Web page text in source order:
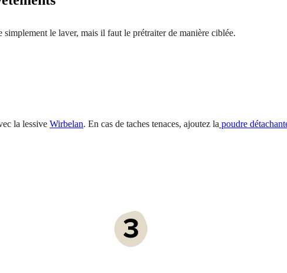
le laver, mais il faut le prétraiter de manière ciblée.
la lessive Wirbelan. En cas de taches tenaces, ajoutez la poudre